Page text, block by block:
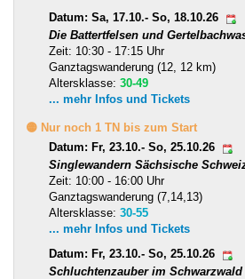
Datum: Sa, 17.10.- So, 18.10.26
Die Battertfelsen und
Zeit: 10:30 - 17:15 Uhr
Ganztagswanderung (12, 12 km)
Altersklasse: 30-49
... mehr Infos und Tickets
🟡 Nur noch 1 TN bis zum Start
Datum: Fr, 23.10.- So, 25.10.26
Singlewandern Sächsische
Zeit: 10:00 - 16:00 Uhr
Ganztagswanderung (7,14,13)
Altersklasse: 30-55
... mehr Infos und Tickets
Datum: Fr, 23.10.- So, 25.10.26
Schluchtenzauber im Schwarzwald